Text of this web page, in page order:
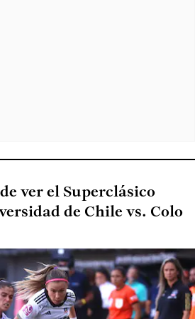
ver el Superclásico
de Chile vs. Colo